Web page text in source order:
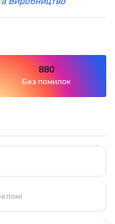
880
Без помилок